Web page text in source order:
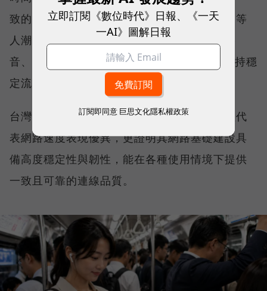
致的網路服務品質。無論是在跨年晚會、球賽等
人潮密集場域，或是在高速移動時觀看串流影
音、傳送 LINE 訊息、分享社群動態，確保維持穩
定流暢，不因環境改變而明顯降速。
台灣大哥大能同時拿下這兩項全台第一，不僅代
表網路速度表現優異，更證明其網路基礎建設具
備高度穩定性與韌性，能在各種使用情境下提供
一致且可靠的連線品質。
立即訂閱《數位時代》日報、《一天
一AI》圖解日報
訂閱即同意 巨思文化隱私權政策